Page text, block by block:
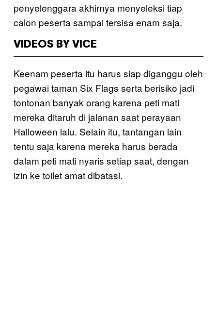
penyelenggara akhirnya menyeleksi tiap
calon peserta sampai tersisa enam saja.
VIDEOS BY VICE
Keenam peserta itu harus siap diganggu oleh
pegawai taman Six Flags serta berisiko jadi
tontonan banyak orang karena peti mati
mereka ditaruh di jalanan saat perayaan
Halloween lalu. Selain itu, tantangan lain
tentu saja karena mereka harus berada
dalam peti mati nyaris setiap saat, dengan
izin ke toilet amat dibatasi.